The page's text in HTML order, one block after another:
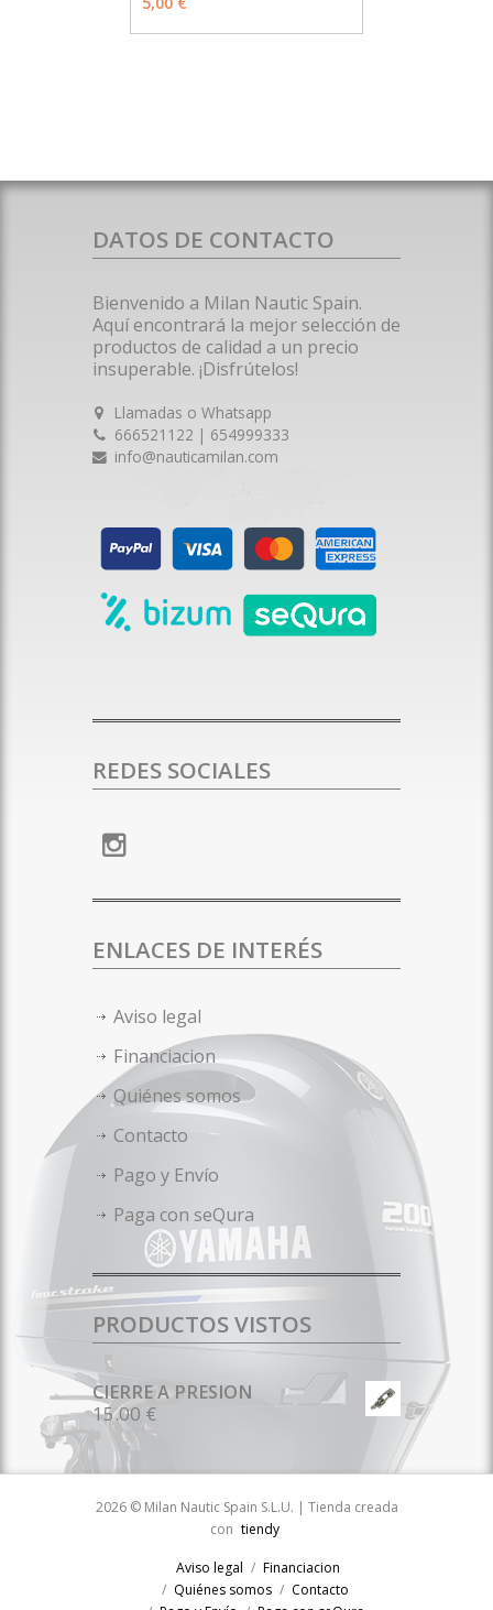
DATOS DE CONTACTO
Bienvenido a Milan Nautic Spain.
Aquí encontrará la mejor selección de
productos de calidad a un precio
insuperable. ¡Disfrútelos!
Llamadas o Whatsapp
666521122 | 654999333
info@nauticamilan.com
REDES SOCIALES
ENLACES DE INTERÉS
Aviso legal
Financiacion
Quiénes somos
Contacto
Pago y Envío
Paga con seQura
PRODUCTOS VISTOS
CIERRE A PRESION
15.00 €
2026 © Milan Nautic Spain S.L.U. | Tienda creada
con tiendy
Aviso legal
Financiacion
Quiénes somos
Contacto